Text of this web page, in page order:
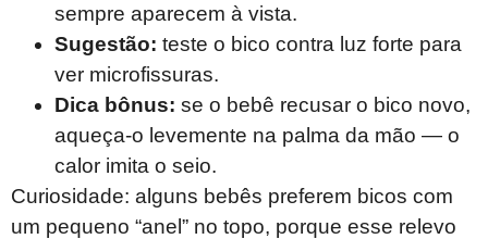
sempre aparecem à vista.
Sugestão: teste o bico contra luz forte para
ver microfissuras.
Dica bônus: se o bebê recusar o bico novo,
aqueça-o levemente na palma da mão — o
calor imita o seio.
Curiosidade: alguns bebês preferem bicos com
um pequeno “anel” no topo, porque esse relevo